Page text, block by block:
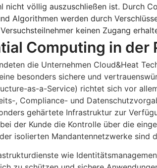
nicht völlig auszuschließen ist. Durch
Algorithmen werden durch
keinen Zugang
Computing in der
die Unternehmen Cloud&Heat
besonders sichere und
as-a-Service) richtet sich vor
, Compliance- und
gehärtete Infrastruktur zur
der Kunde die Kontrolle über die
isolierten Mandantennetzwerke sind
wie